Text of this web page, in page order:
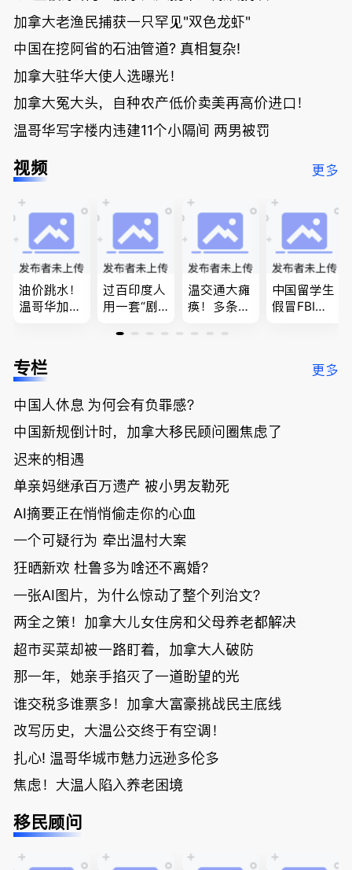
加拿大老渔民捕获一只罕见"双色龙虾"
中国在挖阿省的石油管道? 真相复杂!
加拿大驻华大使人选曝光！
加拿大冤大头，自种农产低价卖美再高价进口！
温哥华写字楼内违建11个小隔间 两男被罚
视频 更多
油价跳水！
温哥华加油
低；免费狂
送50万磅蔬
温“丑陋土
豆日”冲击
吉尼斯纪
录；惨！留
骗光2万美
元，还被卷
入跨国刑案
账户遭封！
过百印度人
用一套“剧
官：太假
欠款多出$1
9万；突
发！无辜男
亡；
温交通大瘫
痪！多条主
底；做顿饭
单；房市崩
盘前兆？加
国租赁市场
中国留学生
假冒FBI上
夫妻住进殡
专栏 更多
中国人休息 为何会有负罪感？
中国新规倒计时，加拿大移民顾问圈焦虑了
迟来的相遇
单亲妈继承百万遗产 被小男友勒死
AI摘要正在悄悄偷走你的心血
一个可疑行为 牵出温村大案
狂晒新欢 杜鲁多为啥还不离婚？
一张AI图片，为什么惊动了整个列治文？
两全之策！加拿大儿女住房和父母养老都解决
超市买菜却被一路盯着，加拿大人破防
那一年，她亲手掐灭了一道盼望的光
谁交税多谁票多！加拿大富豪挑战民主底线
改写历史，大温公交终于有空调！
扎心! 温哥华城市魅力远逊多伦多
焦虑！大温人陷入养老困境
移民顾问